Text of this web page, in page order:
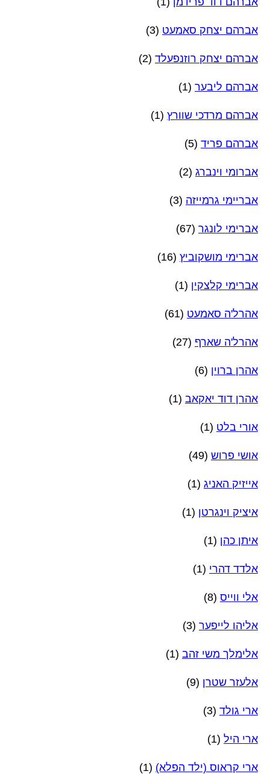
אברהם יצחק סאמעט (3)
אברהם יצחק רוזנפעלד (2)
אברהם ליבער (1)
אברהם מרדכי שוורץ (1)
אברהם פריד (5)
אברומי וינברג (2)
אבריימי גרמייזה (3)
אברימי לונגר (67)
אברימי מושקוביץ (16)
אברימי קלצקין (1)
אהרל'ה סאמעט (61)
אהרל'ה שארף (27)
אהרן ברוין (6)
אהרן דוד יאקאב (1)
אורי בלט (1)
אושי פרוש (49)
אייזיק האניג (1)
איציק וינגרטן (1)
איתן כהן (1)
אלדד דהרי (1)
אלי ווייס (8)
אליהו לייפער (3)
אלימלך משי זהב (1)
אלעזר שטרן (9)
ארי גולד (3)
ארי היל (1)
ארי קראוס (ילד הפלא) (1)